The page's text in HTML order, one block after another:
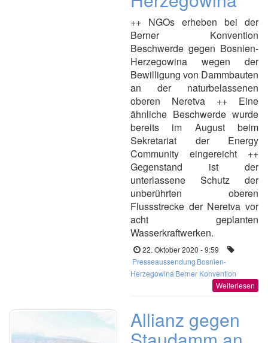
++ NGOs erheben bei der
Berner Konvention
Beschwerde gegen Bosnien-
Herzegowina wegen der
Bewilligung von Dammbauten
an der naturbelassenen
oberen Neretva ++ Eine
ähnliche Beschwerde wurde
bereits im August beim
Sekretariat der Energy
Community eingereicht ++
Gegenstand ist der
unterlassene Schutz der
unberührten oberen
Flussstrecke der Neretva vor
acht geplanten
Wasserkraftwerken.
22. Oktober 2020 - 9:59
Presseaussendung Bosnien-
Herzegowina Berner Konvention
Weiterlesen
Allianz gegen